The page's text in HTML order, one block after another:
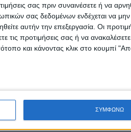
σας πριν συναινέσετε ή να
σας δεδομένων ενδέχεται να μην
αυτήν την επεξεργασία. Οι
τις προτιμήσεις σας ή να
και κάνοντας κλικ στο κουμπί
ΣΥΜΦΩΝΩ
γραμμάρια ηρωίνης